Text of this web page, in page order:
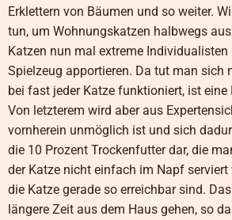
Erklettern von Bäumen und so weiter.
tun, um Wohnungskatzen halbwegs
Katzen nun mal extreme
Spielzeug apportieren. Da tut man sich
bei fast jeder Katze funktioniert, ist
Von letzterem wird aber aus
vornherein unmöglich ist und sich
die 10 Prozent Trockenfutter dar, die
der Katze nicht einfach im Napf
die Katze gerade so erreichbar sind.
längere Zeit aus dem Haus gehen, so